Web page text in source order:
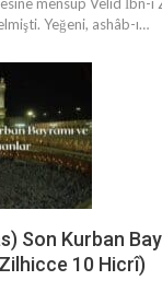
Yeğeni, ashâb-ı…
Son Kurban
10 Hicrî)